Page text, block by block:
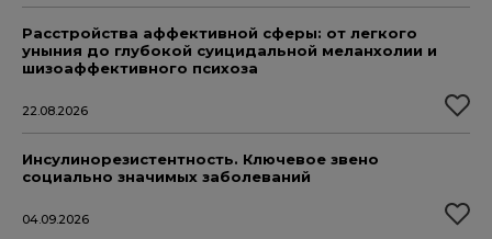
Расстройства аффективной сферы: от легкого
уныния до глубокой суицидальной меланхолии и
шизоаффективного психоза
22.08.2026
Инсулинорезистентность. Ключевое звено
социально значимых заболеваний
04.09.2026